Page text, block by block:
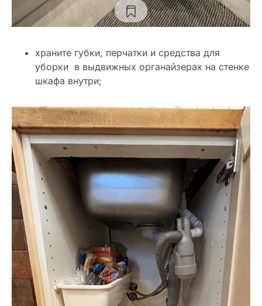
храните губки, перчатки и средства для
уборки в выдвижных органайзерах на стенке
шкафа внутри;